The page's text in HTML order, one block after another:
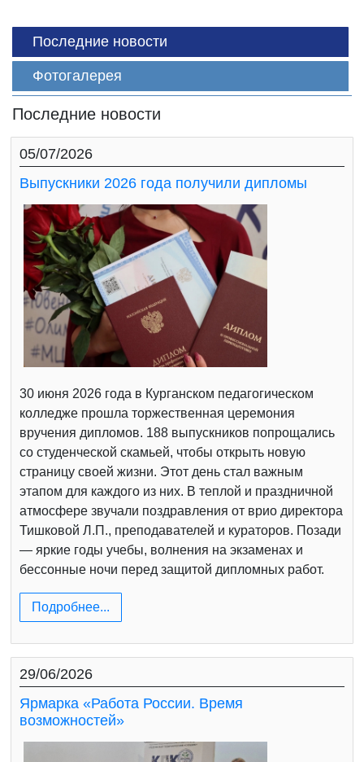
Последние новости
Фотогалерея
Последние новости
05/07/2026
Выпускники 2026 года получили дипломы
30 июня 2026 года в Курганском педагогическом
колледже прошла торжественная церемония
вручения дипломов. 188 выпускников попрощались
со студенческой скамьей, чтобы открыть новую
страницу своей жизни. Этот день стал важным
этапом для каждого из них. В теплой и праздничной
атмосфере звучали поздравления от врио директора
Тишковой Л.П., преподавателей и кураторов. Позади
— яркие годы учебы, волнения на экзаменах и
бессонные ночи перед защитой дипломных работ.
Подробнее...
29/06/2026
Ярмарка «Работа России. Время
возможностей»